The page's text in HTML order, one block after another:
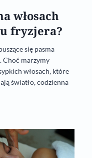
włosach
fryzjera?
się pasma
Choć marzymy
włosach, które
światło, codzienna